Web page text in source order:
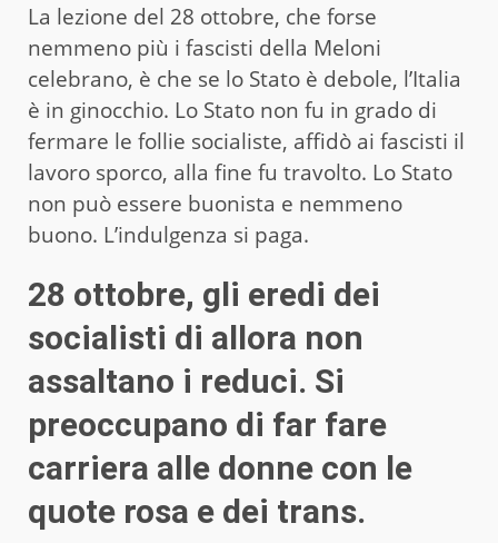
La lezione del 28 ottobre, che forse
nemmeno più i fascisti della Meloni
celebrano, è che se lo Stato è debole, l’Italia
è in ginocchio. Lo Stato non fu in grado di
fermare le follie socialiste, affidò ai fascisti il
lavoro sporco, alla fine fu travolto. Lo Stato
non può essere buonista e nemmeno
buono. L’indulgenza si paga.
28 ottobre, gli eredi dei
socialisti di allora non
assaltano i reduci. Si
preoccupano di far fare
carriera alle donne con le
quote rosa e dei trans.